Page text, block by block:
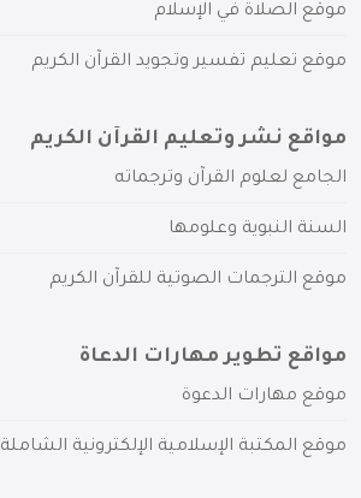
موقع الصلاة في الإسلام
موقع تعليم تفسير وتجويد القرآن الكريم
مواقع نشر وتعليم القرآن الكريم
الجامع لعلوم القرآن وترجماته
السنة النبوية وعلومها
موقع الترجمات الصوتية للقرآن الكريم
مواقع تطوير مهارات الدعاة
موقع مهارات الدعوة
موقع المكتبة الإسلامية الإلكترونية الشاملة